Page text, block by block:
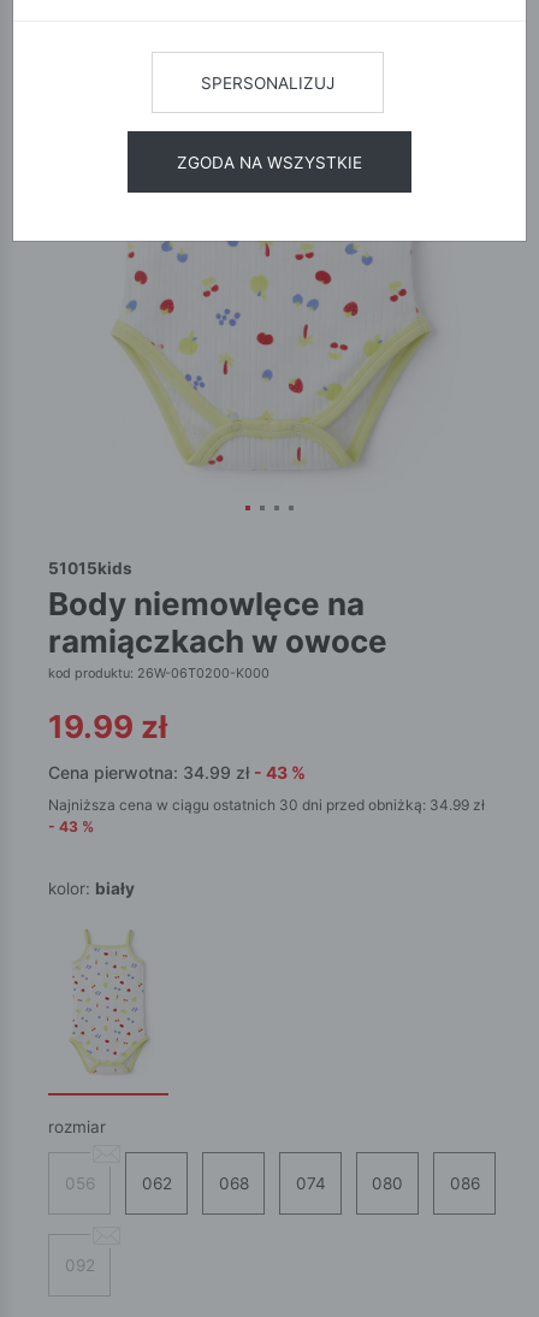
51015kids
body niemowlęce na
ramiączkach w owoce
kod produktu: 26W-06T0200-K000
19.99 zł
Cena pierwotna: 34.99 zł - 43 %
Najniższa cena w ciągu ostatnich 30 dni przed obniżką: 34.99 zł
- 43 %
kolor: biały
rozmiar
056 062 068 074 080 086
092
SPERSONALIZUJ
ZGODA NA WSZYSTKIE